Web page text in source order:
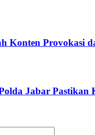
Konten Provokasi
Jabar Pastikan